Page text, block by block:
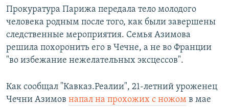
Прокуратура Парижа передала тело молодого
человека родным после того, как были завершены
следственные мероприятия. Семья Азимова
решила похоронить его в Чечне, а не во Франции
"во избежание нежелательных эксцессов".
Как сообщал "Кавказ.Реалии", 21-летний уроженец
Чечни Азимов напал на прохожих с ножом в мае